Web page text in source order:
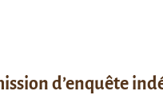
d’enquête